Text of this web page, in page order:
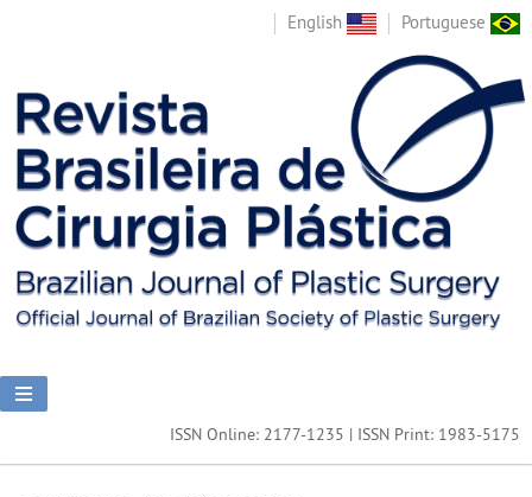
English Portuguese
ISSN Online: 2177-1235 | ISSN Print: 1983-5175